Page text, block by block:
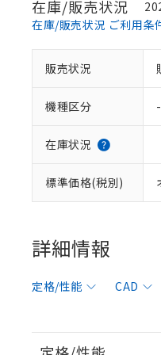
在庫/販売状況
在庫/販売状況 ご利用条
販売状況
機種区分 -
在庫状況
標準価格(税別)
詳細情報
定格/性能 CAD